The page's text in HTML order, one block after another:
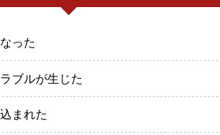
った
ブルが生じた
まれた